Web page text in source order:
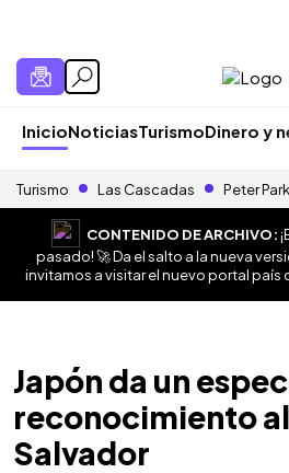
InicioNoticiasTurismoDinero y
Turismo Las Cascadas Peter
CONTENIDO DE ARCHIVO:
pasado! 🚀 Da el salto a la nueva
invitamos a visitar el nuevo portal
Japón da un
reconocimiento
Salvador